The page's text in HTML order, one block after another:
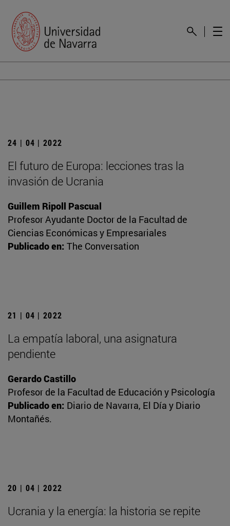
24 | 04 | 2022
El futuro de Europa: lecciones tras la
invasión de Ucrania
Guillem Ripoll Pascual
Profesor Ayudante Doctor de la Facultad de
Ciencias Económicas y Empresariales
Publicado en: The Conversation
21 | 04 | 2022
La empatía laboral, una asignatura
pendiente
Gerardo Castillo
Profesor de la Facultad de Educación y Psicología
Publicado en: Diario de Navarra, El Día y Diario
Montañés.
20 | 04 | 2022
Ucrania y la energía: la historia se repite